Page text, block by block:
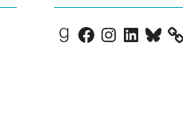
Goodreads
Facebook
Instagram
LinkedIn
Bluesky